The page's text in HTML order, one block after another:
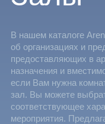
В нашем каталоге
об организациях и
предоставляющих в
назначения и
если Вам нужна
зал. Вы можете
соответствующее
мероприятия.